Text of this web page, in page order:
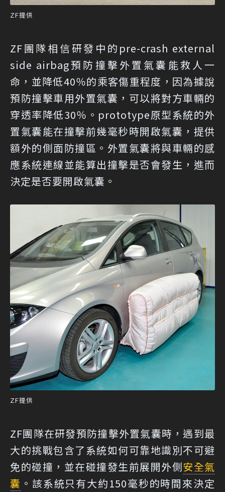
ZF提供
ZF團隊相信研發中的pre-crash external
side airbag預防撞擊外置氣囊能救人一
命，並降低40％的乘客傷重程度，因為據說
預防撞擊車用外置氣囊，可以將對方車輛的
穿透率降低30％。prototype原型系統的外
置氣囊能在撞擊前幾毫秒時開啟氣囊，提供
額外的側面防撞區。外置氣囊將與車輛的感
應系統連線並能算出撞擊是否會發生，進而
決定是否要開啟氣囊。
ZF提供
ZF團隊在研發預防撞擊外置氣囊時，遇到最
大的挑戰包含了系統如何可靠地識別不可避
免的碰撞，並在碰撞發生前展開外側安全氣
囊 。該系統只有大約150毫秒的時間來決定